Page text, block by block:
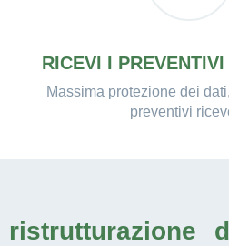
RICEVI I
Massima protezione dei
preventivi
ristrutturazione